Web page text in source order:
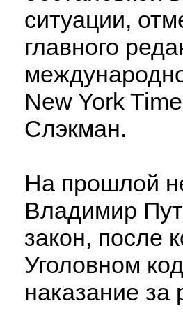
ситуации,
главного
New York
Слэкман.
На прошлой
Владимир
закон, после
Уголовном
наказание за